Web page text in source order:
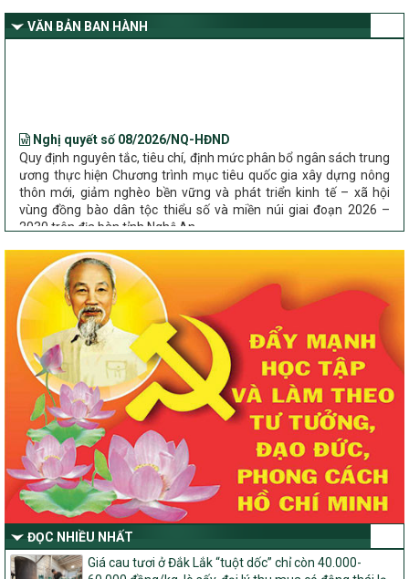
dân tộc thiểu số và miền núi giai đoạn 2026 – 2030 trên địa bàn tỉnh
Nghệ An
VĂN BẢN BAN HÀNH
Quy định nguyên tắc, tiêu chí, định mức phân bổ ngân sách trung
ương thực hiện Chương trình mục tiêu quốc gia xây dựng nông
thôn mới, giảm nghèo bền vững và phát triển kinh tế – xã hội
vùng đồng bào dân tộc thiểu số và miền núi giai đoạn 2026 –
2030 trên địa bàn tỉnh Nghệ An
về đẩy mạnh thực hiện Chương trình mục tiêu quốc gia xây dựng
nông thôn mới, giảm nghèo bền vững và phát triển kinh tế – xã
hội vùng đồng bào dân tộc thiểu số và miền núi giai đoạn 2026 –
2030 trên địa bàn tỉnh Nghệ An
Quyết định số 2490/QĐ-UBND
Về việc thành lập Ban Chỉ đạo Chương trình mục tiều quốc gia xây
dựng nông thôn mới, giảm nghèo bền vững và phát triển kinh tế –
xã hội vùng đồng bào dân tộc thiểu số và miền núi giai đoạn 2026
-2030 tỉnh Nghệ An
Thông tư Số 23/2026/TT-BNNMT
Thông tư Hướng dẫn thực hiện một số nội dung Chương trình
mục tiêu quốc gia xây dựng nông thôn mới, giảm nghèo bền
vững và phát triển kinh tế – xã hội vùng đồng bào dân tộc thiểu
số và miền núi giai đoạn 2026-2030 thuộc phạm vi quản lý nhà
nước của Bộ Nông nghiệp và Môi trường
Quyết định số: 26/2026/QĐ-TTg
Quyết định ban hành Bộ tiêu chí và quy trình đánh giá, phân hạng
ĐỌC NHIỀU NHẤT
Giá cau tươi ở Đắk Lắk “tuột dốc” chỉ còn 40.000-